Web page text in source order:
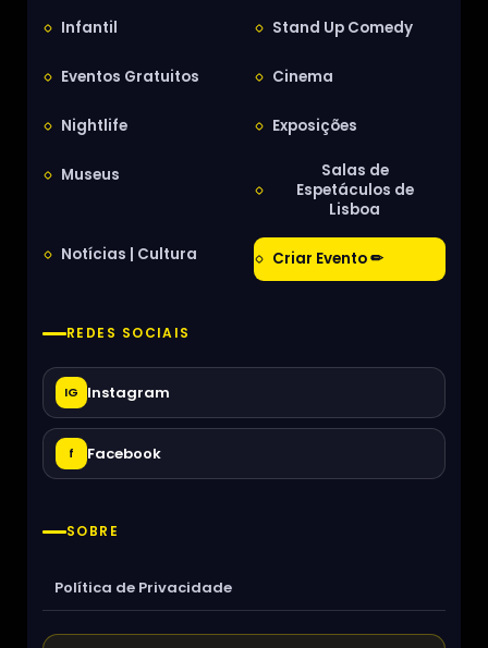
Infantil Stand Up Comedy
Eventos Gratuitos Cinema
Nightlife Exposições
Museus
Salas de
Espetáculos de
Lisboa
Notícias | Cultura Criar Evento ✏
REDES SOCIAIS
IG Instagram
f Facebook
SOBRE
Política de Privacidade